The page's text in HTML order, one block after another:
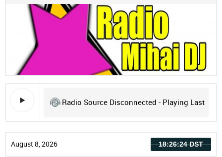
Radio Source Disconnected - Playing Last
August 8, 2026 18:26:24 DST